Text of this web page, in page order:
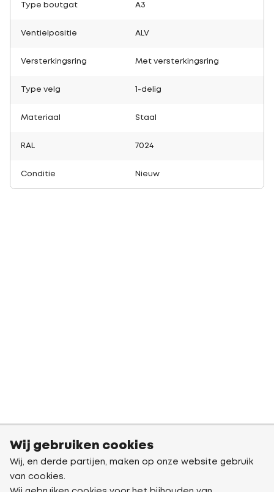
Type boutgat A3
Ventielpositie ALV
Versterkingsring Met versterkingsring
Type velg 1-delig
Materiaal Staal
RAL 7024
Conditie Nieuw
Wij gebruiken cookies
Wij, en derde partijen, maken op onze website gebruik
van cookies.